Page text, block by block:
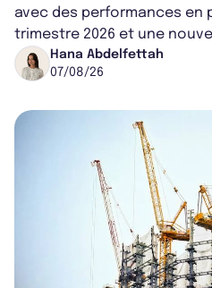
avec des performances en
trimestre 2026 et une
région de Chicago. Entre
Hana Abdelfettah
07/08/26